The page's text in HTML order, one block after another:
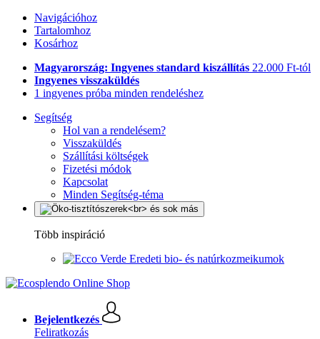
Navigációhoz
Tartalomhoz
Kosárhoz
Magyarország: Ingyenes standard kiszállítás 22.000 Ft-tól
Ingyenes visszaküldés
1 ingyenes próba minden rendeléshez
Segítség
Hol van a rendelésem?
Visszaküldés
Szállítási költségek
Fizetési módok
Kapcsolat
Minden Segítség-téma
Több inspiráció
Eredeti bio- és natúrkozmeikumok
Bejelentkezés
Feliratkozás